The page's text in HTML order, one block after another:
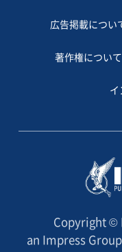
広告掲載につい
著作権について
Copyright ©
an Impress